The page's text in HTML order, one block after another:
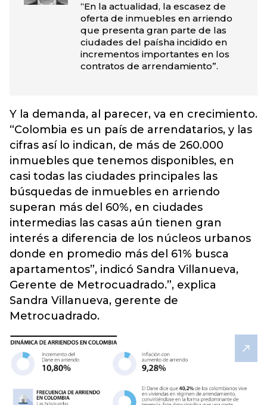
“En la actualidad, la escasez de
oferta de inmuebles en arriendo
que presenta gran parte de las
ciudades del paísha incidido en
incrementos importantes en los
contratos de arrendamiento”.
Y la demanda, al parecer, va en crecimiento.
“Colombia es un país de arrendatarios, y las
cifras así lo indican, de más de 260.000
inmuebles que tenemos disponibles, en
casi todas las ciudades principales las
búsquedas de inmuebles en arriendo
superan más del 60%, en ciudades
intermedias las casas aún tienen gran
interés a diferencia de los núcleos urbanos
donde en promedio más del 61% busca
apartamentos”, indicó Sandra Villanueva,
Gerente de Metrocuadrado.”, explica
Sandra Villanueva, gerente de
Metrocuadrado.